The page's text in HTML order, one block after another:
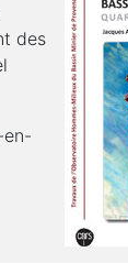
des
en-